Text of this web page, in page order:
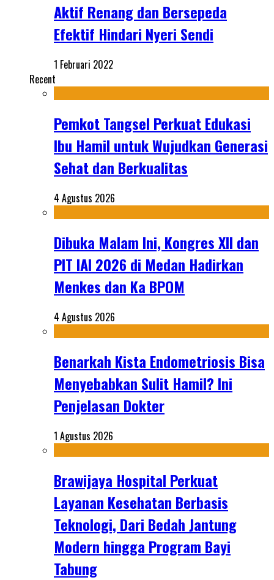
Aktif Renang dan Bersepeda
Efektif Hindari Nyeri Sendi
1 Februari 2022
Recent
Pemkot Tangsel Perkuat Edukasi
Ibu Hamil untuk Wujudkan Generasi
Sehat dan Berkualitas
4 Agustus 2026
Dibuka Malam Ini, Kongres XII dan
PIT IAI 2026 di Medan Hadirkan
Menkes dan Ka BPOM
4 Agustus 2026
Benarkah Kista Endometriosis Bisa
Menyebabkan Sulit Hamil? Ini
Penjelasan Dokter
1 Agustus 2026
Brawijaya Hospital Perkuat
Layanan Kesehatan Berbasis
Teknologi, Dari Bedah Jantung
Modern hingga Program Bayi
Tabung